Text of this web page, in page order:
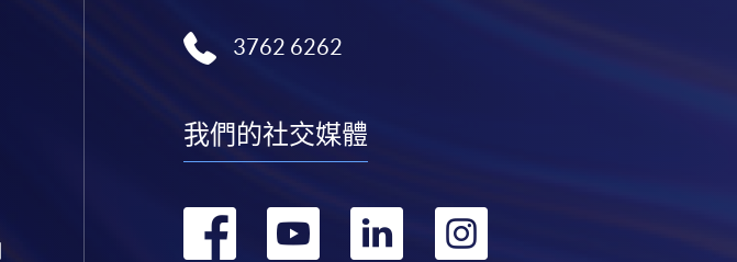
3762 6262
我們的社交媒體
轉 轉 轉 轉